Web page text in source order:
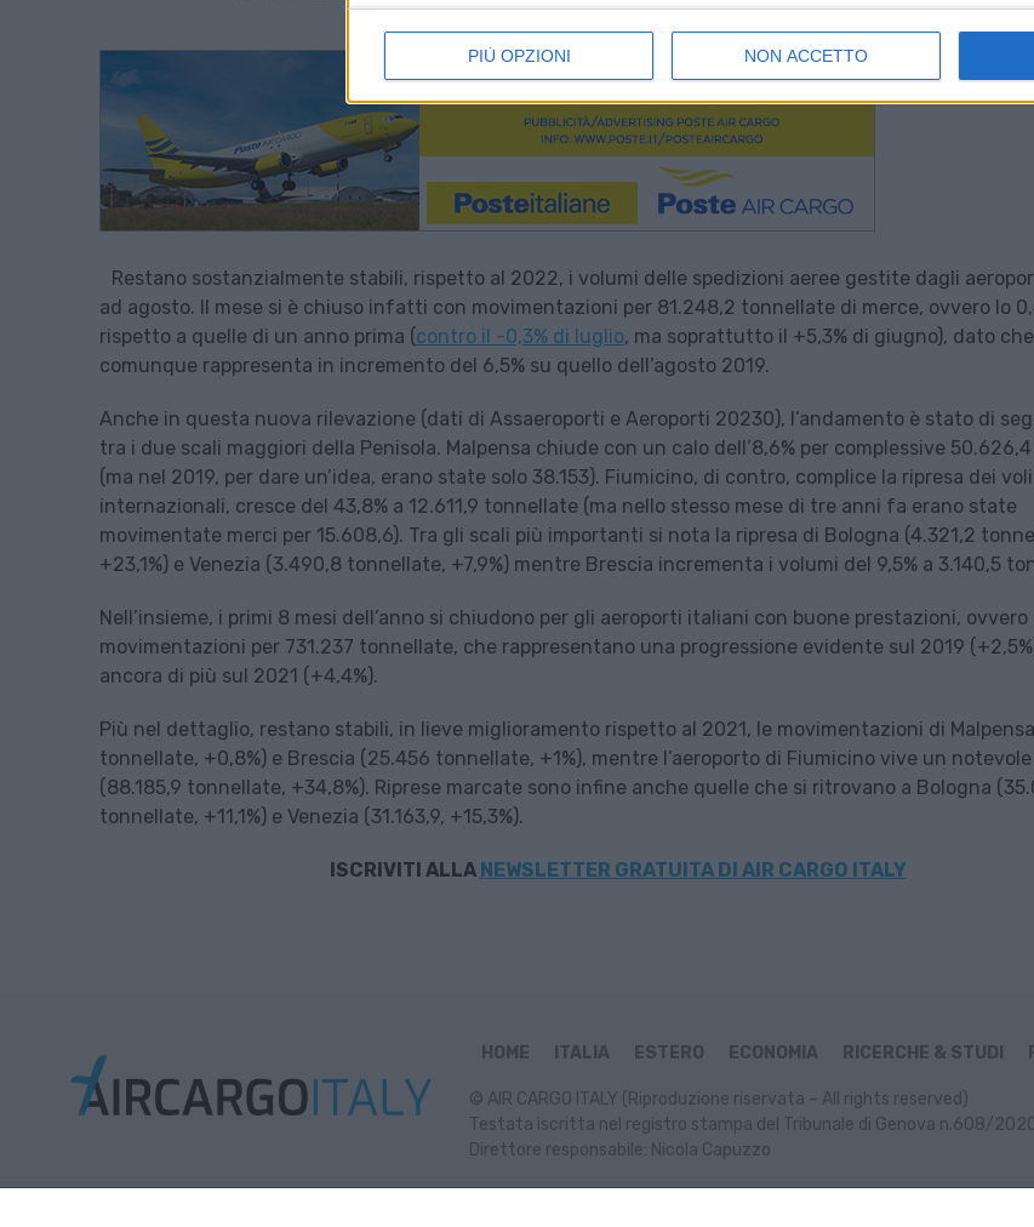
PIÙ OPZIONI NON ACCETTO
Restano sostanzialmente stabili, rispetto al 2022, i volumi delle spedizioni aeree gestite dagli
ad agosto. Il mese si è chiuso infatti con movimentazioni per 81.248,2 tonnellate di merce, ovvero lo
rispetto a quelle di un anno prima (contro il -0,3% di luglio, ma soprattutto il +5,3% di giugno), dato che
comunque rappresenta in incremento del 6,5% su quello dell’agosto 2019.
Anche in questa nuova rilevazione (dati di Assaeroporti e Aeroporti 20230), l’andamento è stato di
tra i due scali maggiori della Penisola. Malpensa chiude con un calo dell’8,6% per complessive
(ma nel 2019, per dare un’idea, erano state solo 38.153). Fiumicino, di contro, complice la ripresa dei voli
internazionali, cresce del 43,8% a 12.611,9 tonnellate (ma nello stesso mese di tre anni fa erano state
movimentate merci per 15.608,6). Tra gli scali più importanti si nota la ripresa di Bologna (4.321,2
+23,1%) e Venezia (3.490,8 tonnellate, +7,9%) mentre Brescia incrementa i volumi del 9,5% a 3.140,5
Nell’insieme, i primi 8 mesi dell’anno si chiudono per gli aeroporti italiani con buone prestazioni, ovvero
movimentazioni per 731.237 tonnellate, che rappresentano una progressione evidente sul 2019
ancora di più sul 2021 (+4,4%).
Più nel dettaglio, restano stabili, in lieve miglioramento rispetto al 2021, le movimentazioni di
tonnellate, +0,8%) e Brescia (25.456 tonnellate, +1%), mentre l’aeroporto di Fiumicino vive un
(88.185,9 tonnellate, +34,8%). Riprese marcate sono infine anche quelle che si ritrovano a Bologna
tonnellate, +11,1%) e Venezia (31.163,9, +15,3%).
ISCRIVITI ALLA NEWSLETTER GRATUITA DI AIR CARGO ITALY
HOME ITALIA ESTERO ECONOMIA RICERCHE & STUDI
© AIR CARGO ITALY (Riproduzione riservata – All rights reserved)
Testata iscritta nel registro stampa del Tribunale di Genova n.608/2020
Direttore responsabile: Nicola Capuzzo